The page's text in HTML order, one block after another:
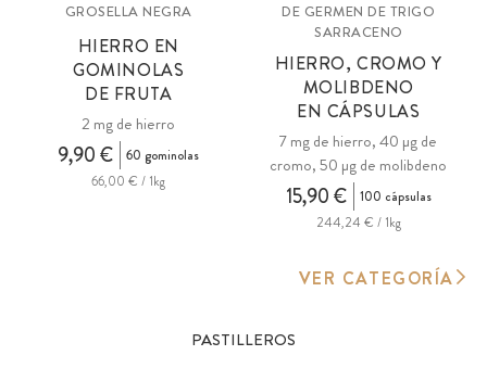
GROSELLA NEGRA
HIERRO EN
GOMINOLAS
DE FRUTA
2 mg de hierro
9,90 €
60 gominolas
66,00 € / 1kg
DE GERMEN DE TRIGO
SARRACENO
HIERRO, CROMO Y
MOLIBDENO
EN CÁPSULAS
7 mg de hierro, 40 µg de
cromo, 50 µg de molibdeno
15,90 €
100 cápsulas
244,24 € / 1kg
VER CATEGORÍA
PASTILLEROS